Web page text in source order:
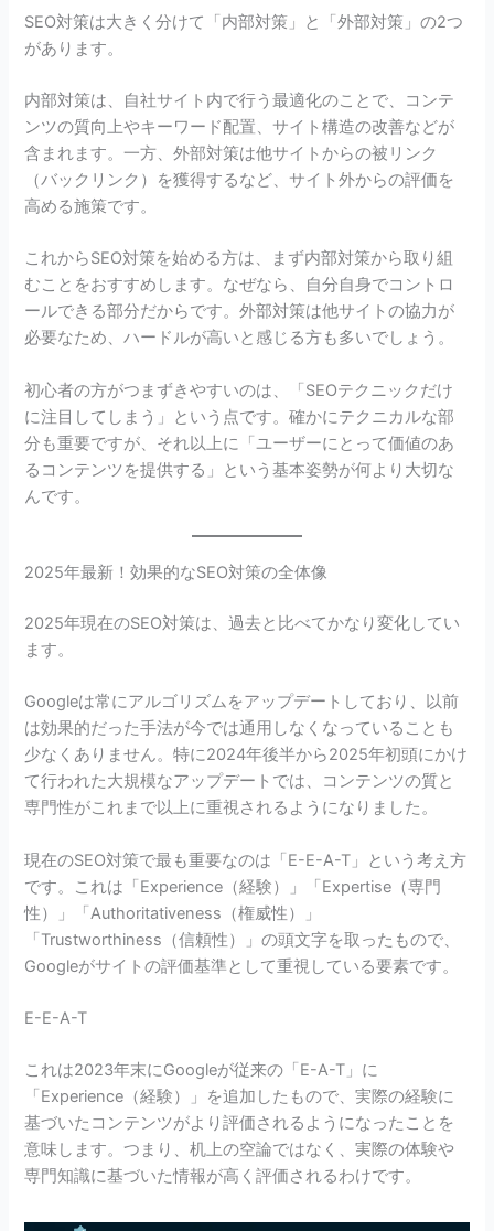
SEO対策は大きく分けて「内部対策」と「外部対策」の2つ
があります。
内部対策は、自社サイト内で行う最適化のことで、コンテ
ンツの質向上やキーワード配置、サイト構造の改善などが
含まれます。一方、外部対策は他サイトからの被リンク
（バックリンク）を獲得するなど、サイト外からの評価を
高める施策です。
これからSEO対策を始める方は、まず内部対策から取り組
むことをおすすめします。なぜなら、自分自身でコントロ
ールできる部分だからです。外部対策は他サイトの協力が
必要なため、ハードルが高いと感じる方も多いでしょう。
初心者の方がつまずきやすいのは、「SEOテクニックだけ
に注目してしまう」という点です。確かにテクニカルな部
分も重要ですが、それ以上に「ユーザーにとって価値のあ
るコンテンツを提供する」という基本姿勢が何より大切な
んです。
2025年最新！効果的なSEO対策の全体像
2025年現在のSEO対策は、過去と比べてかなり変化してい
ます。
Googleは常にアルゴリズムをアップデートしており、以前
は効果的だった手法が今では通用しなくなっていることも
少なくありません。特に2024年後半から2025年初頭にかけ
て行われた大規模なアップデートでは、コンテンツの質と
専門性がこれまで以上に重視されるようになりました。
現在のSEO対策で最も重要なのは「E-E-A-T」という考え方
です。これは「Experience（経験）」「Expertise（専門
性）」「Authoritativeness（権威性）」
「Trustworthiness（信頼性）」の頭文字を取ったもので、
Googleがサイトの評価基準として重視している要素です。
E-E-A-T
これは2023年末にGoogleが従来の「E-A-T」に
「Experience（経験）」を追加したもので、実際の経験に
基づいたコンテンツがより評価されるようになったことを
意味します。つまり、机上の空論ではなく、実際の体験や
専門知識に基づいた情報が高く評価されるわけです。